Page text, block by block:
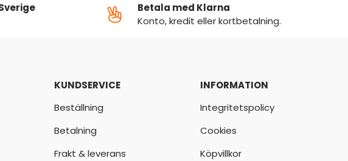
Betala med Klarna
Konto, kredit eller kortbetalning.
KUNDSERVICE
Beställning
Betalning
Frakt & leverans
INFORMATION
Integritetspolicy
Cookies
Köpvillkor